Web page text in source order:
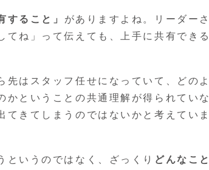
すること」 がありますよね。リーダーさ
ね」って伝えても、上手に共有できる
先はスタッフ任せになっていて、どのよ
かということの共通理解が得られていな
きてしまうのではないかと考えていま
というのではなく、ざっくり どんなこと